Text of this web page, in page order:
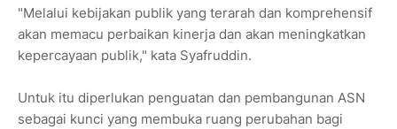
"Melalui kebijakan publik yang terarah dan komprehensif
akan memacu perbaikan kinerja dan akan meningkatkan
kepercayaan publik," kata Syafruddin.
Untuk itu diperlukan penguatan dan pembangunan ASN
sebagai kunci yang membuka ruang perubahan bagi